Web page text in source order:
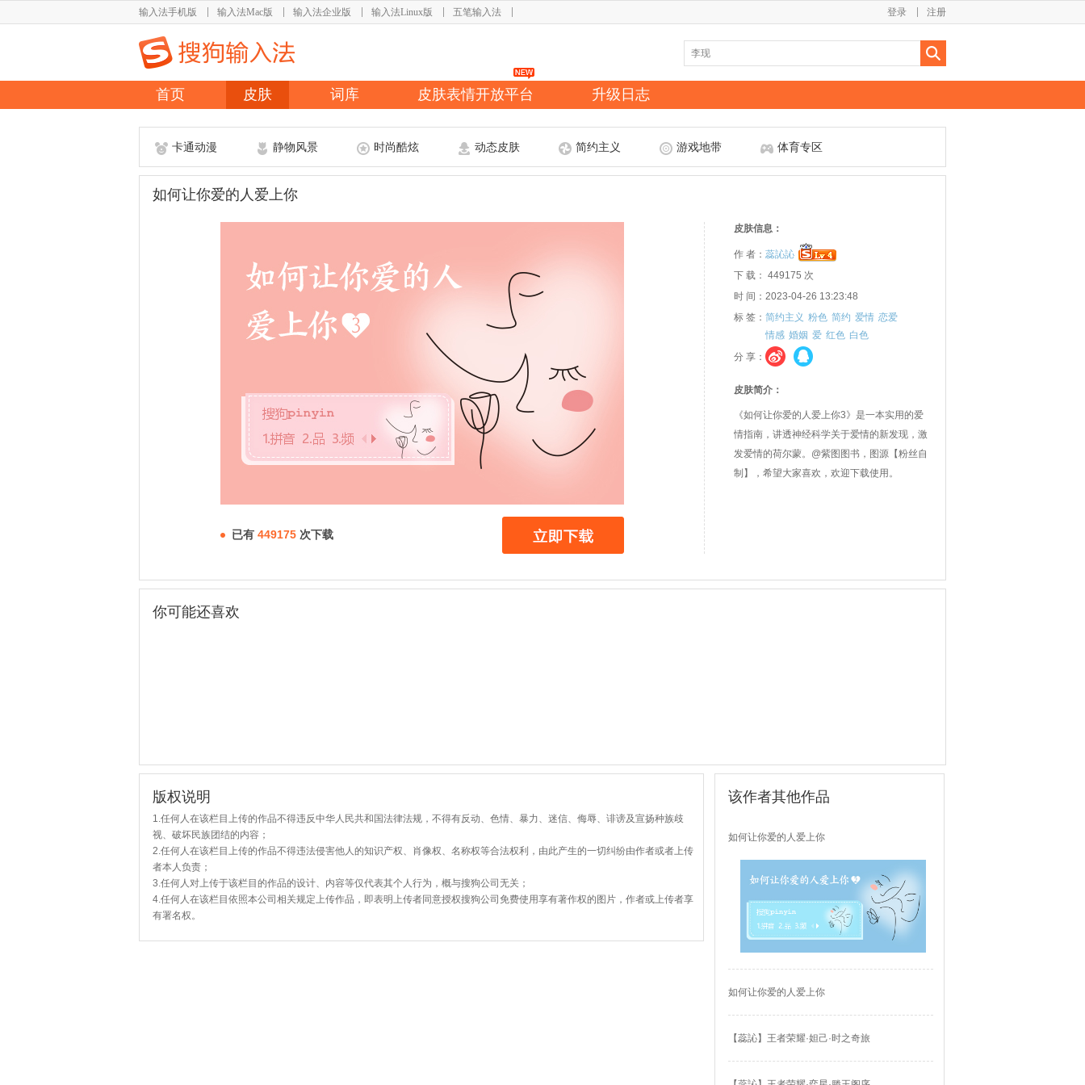
输入法手机版 输入法Mac版 输入法企业版 输入法Linux版 五笔输入法 注册
登录
首页 皮肤 词库 皮肤表情开放平台 升级日志
卡通动漫 静物风景 时尚酷炫 动态皮肤 简约主义 游戏地带 体育专区
如何让你爱的人爱上你
已有 449175 次下载
皮肤信息：
作 者： 蕊訫訫
下 载： 449175 次
时 间：2023-04-26 13:23:48
标 签： 简约主义 粉色 简约 爱情 恋爱
情感 婚姻 爱 红色 白色
分 享：
皮肤简介：
《如何让你爱的人爱上你3》是一本实用的爱
情指南，讲透神经科学关于爱情的新发现，激
发爱情的荷尔蒙。@紫图图书，图源【粉丝自
制】，希望大家喜欢，欢迎下载使用。
你可能还喜欢
版权说明
1.任何人在该栏目上传的作品不得违反中华人民共和国法律法规，不得有反动、色情、暴力、迷信、侮辱、诽谤及宣扬种族歧
视、破坏民族团结的内容；
2.任何人在该栏目上传的作品不得违法侵害他人的知识产权、肖像权、名称权等合法权利，由此产生的一切纠纷由作者或者上传
者本人负责；
3.任何人对上传于该栏目的作品的设计、内容等仅代表其个人行为，概与搜狗公司无关；
4.任何人在该栏目依照本公司相关规定上传作品，即表明上传者同意授权搜狗公司免费使用享有著作权的图片，作者或上传者享
有署名权。
该作者其他作品
如何让你爱的人爱上你
如何让你爱的人爱上你
【蕊訫】王者荣耀·妲己·时之奇旅